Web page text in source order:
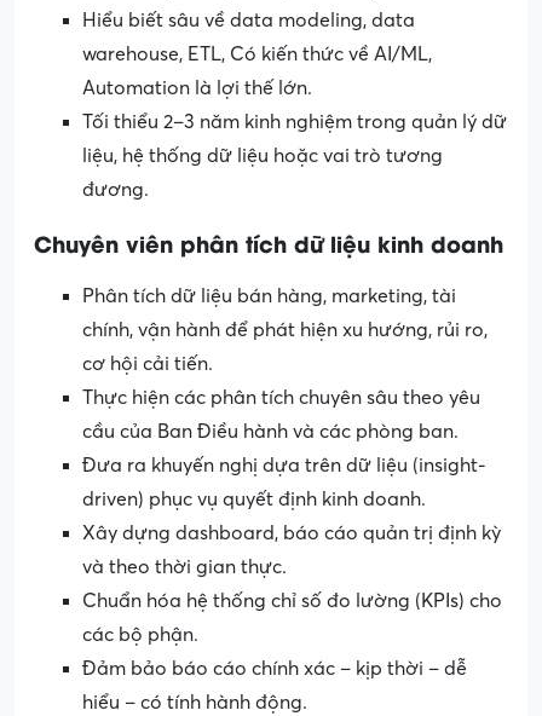
Hiểu biết sâu về data modeling, data
warehouse, ETL, Có kiến thức về AI/ML,
Automation là lợi thế lớn.
Tối thiểu 2–3 năm kinh nghiệm trong quản lý dữ
liệu, hệ thống dữ liệu hoặc vai trò tương
đương.
Chuyên viên phân tích dữ liệu kinh doanh
Phân tích dữ liệu bán hàng, marketing, tài
chính, vận hành để phát hiện xu hướng, rủi ro,
cơ hội cải tiến.
Thực hiện các phân tích chuyên sâu theo yêu
cầu của Ban Điều hành và các phòng ban.
Đưa ra khuyến nghị dựa trên dữ liệu (insight-
driven) phục vụ quyết định kinh doanh.
Xây dựng dashboard, báo cáo quản trị định kỳ
và theo thời gian thực.
Chuẩn hóa hệ thống chỉ số đo lường (KPIs) cho
các bộ phận.
Đảm bảo báo cáo chính xác – kịp thời – dễ
hiểu – có tính hành động.